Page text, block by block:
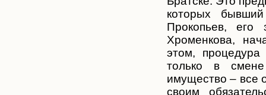
которых
Прокопьев, его
Хроменкова,
этом, процедура
только в смене
имущество – все
своим